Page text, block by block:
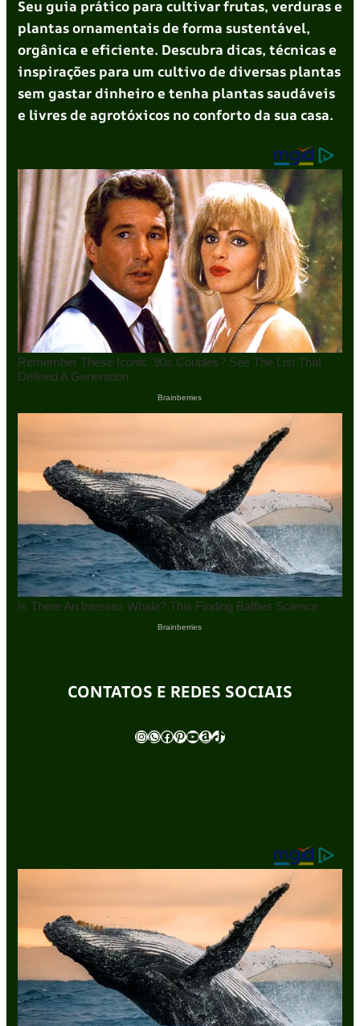
Seu guia prático para cultivar frutas, verduras e
plantas ornamentais de forma sustentável,
orgânica e eficiente. Descubra dicas, técnicas e
inspirações para um cultivo de diversas plantas
sem gastar dinheiro e tenha plantas saudáveis
e livres de agrotóxicos no conforto da sua casa.
CONTATOS E REDES SOCIAIS
InstagramWhatsApp Facebook Pinterest Youtube Amazon TikTok